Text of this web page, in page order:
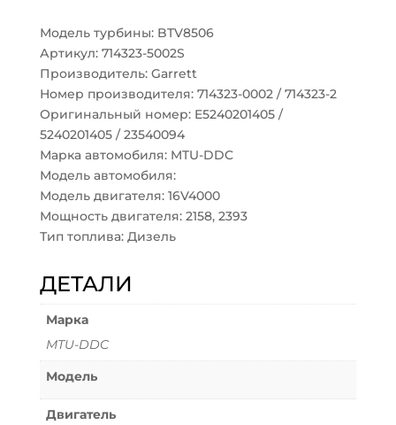
Модель турбины: BTV8506
Артикул: 714323-5002S
Производитель: Garrett
Номер производителя: 714323-0002 / 714323-2
Оригинальный номер: E5240201405 /
5240201405 / 23540094
Марка автомобиля: MTU-DDC
Модель автомобиля:
Модель двигателя: 16V4000
Мощность двигателя: 2158, 2393
Тип топлива: Дизель
ДЕТАЛИ
Марка
MTU-DDC
Модель
Двигатель